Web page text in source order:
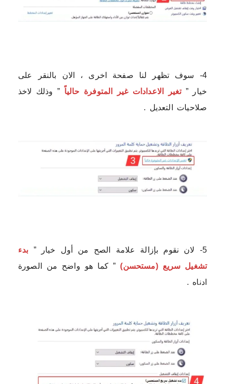
4- سوف تظهر لنا صفحة اخرى ، الان بالنقر على
خيار ”تغير الاعدادات غير المتوفرة حالياً ” وذلك لاخذ
صلاحيات التعديل .
5- لان نقوم بإزالة علامة الصح من أول خيار ”
بدء
تشغيل سريع (مستحسن)” كما هو واضح من الصورة
ادناه .